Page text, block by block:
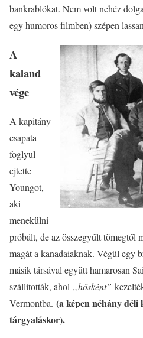
bankrablókat. Nem volt nehéz
egy humoros filmben) szépen
A
kaland
vége
A kapitány
csapata
foglyul
ejtette
Youngot,
aki
menekülni
próbált, de az összegyűlt tömegtől
magát a kanadaiaknak. Végül egy
másik társával együtt hamarosan
szállították, ahol „hősként”
Vermontba. (a képen néhány
tárgyaláskor).